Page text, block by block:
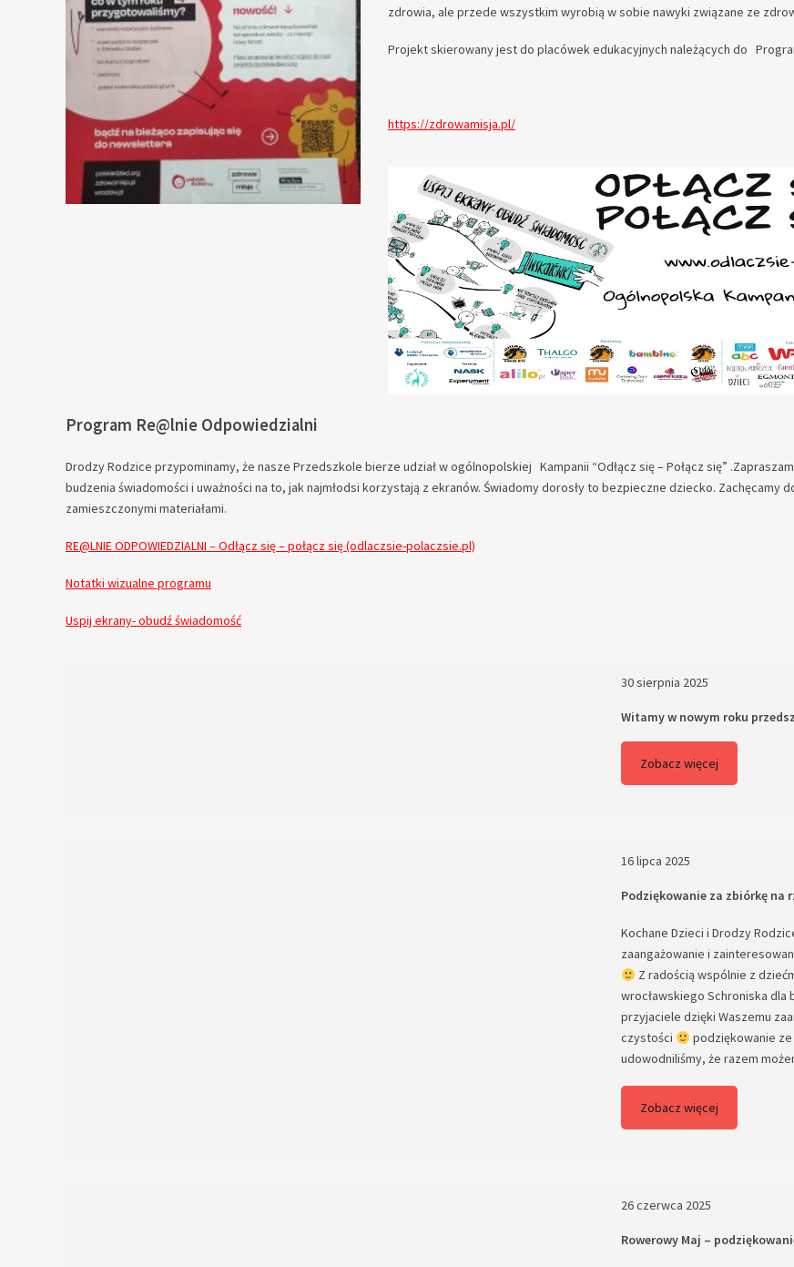
zdrowia, ale przede wszystkim wyrobią w sobie nawyki związane ze
Projekt skierowany jest do placówek edukacyjnych należących do
https://zdrowamisja.pl/
Program Re@lnie Odpowiedzialni
Drodzy Rodzice przypominamy, że nasze Przedszkole bierze udział w ogólnopolskiej Kampanii “Odłącz się – Połącz się”
budzenia świadomości i uważności na to, jak najmłodsi korzystają z ekranów. Świadomy dorosły to bezpieczne dziecko.
zamieszczonymi materiałami.
RE@LNIE ODPOWIEDZIALNI – Odłącz się – połącz się (odlaczsie-polaczsie.pl)
Notatki wizualne programu
Uspij ekrany- obudź świadomość
30 sierpnia 2025
Witamy w nowym roku
Zobacz więcej
16 lipca 2025
Podziękowanie za zbiórkę na
Kochane Dzieci i Drodzy
zaangażowanie i
Z radością wspólnie z
wrocławskiego Schroniska dla
przyjaciele dzięki Waszemu
czystości
podziękowanie
udowodniliśmy, że
Zobacz więcej
26 czerwca 2025
Rowerowy Maj –